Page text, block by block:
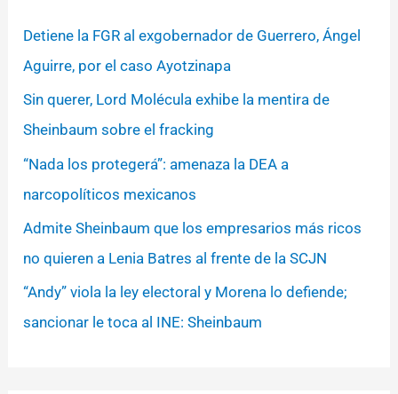
Detiene la FGR al exgobernador de Guerrero, Ángel
Aguirre, por el caso Ayotzinapa
Sin querer, Lord Molécula exhibe la mentira de
Sheinbaum sobre el fracking
“Nada los protegerá”: amenaza la DEA a
narcopolíticos mexicanos
Admite Sheinbaum que los empresarios más ricos
no quieren a Lenia Batres al frente de la SCJN
“Andy” viola la ley electoral y Morena lo defiende;
sancionar le toca al INE: Sheinbaum